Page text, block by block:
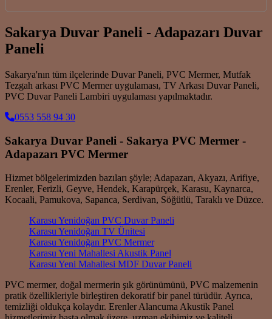
Sakarya Duvar Paneli - Adapazarı Duvar
Paneli
Sakarya'nın tüm ilçelerinde Duvar Paneli, PVC Mermer, Mutfak
Tezgah arkası PVC Mermer uygulaması, TV Arkası Duvar Paneli,
PVC Duvar Paneli Lambiri uygulaması yapılmaktadır.
0553 558 94 30
Sakarya Duvar Paneli - Sakarya PVC Mermer -
Adapazarı PVC Mermer
Hizmet bölgelerimizden bazıları şöyle; Adapazarı, Akyazı, Arifiye,
Erenler, Ferizli, Geyve, Hendek, Karapürçek, Karasu, Kaynarca,
Kocaali, Pamukova, Sapanca, Serdivan, Söğütlü, Taraklı ve Düzce.
Karasu Yenidoğan PVC Duvar Paneli
Karasu Yenidoğan TV Ünitesi
Karasu Yenidoğan PVC Mermer
Karasu Yeni Mahallesi Akustik Panel
Karasu Yeni Mahallesi MDF Duvar Paneli
PVC mermer, doğal mermerin şık görünümünü, PVC malzemenin
pratik özellikleriyle birleştiren dekoratif bir panel türüdür. Ayrıca,
temizliği oldukça kolaydır. Erenler Alancuma Akustik Panel